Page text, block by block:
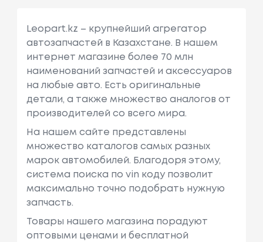
Leopart.kz – крупнейший агрегатор
автозапчастей в Казахстане. В нашем
интернет магазине более 70 млн
наименований запчастей и аксессуаров
на любые авто. Есть оригинальные
детали, а также множество аналогов от
производителей со всего мира.
На нашем сайте представлены
множество каталогов самых разных
марок автомобилей. Благодоря этому,
система поиска по vin коду позволит
максимально точно подобрать нужную
запчасть.
Товары нашего магазина порадуют
оптовыми ценами и бесплатной